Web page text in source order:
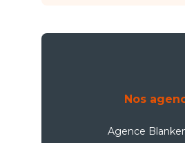
Nos
Agence